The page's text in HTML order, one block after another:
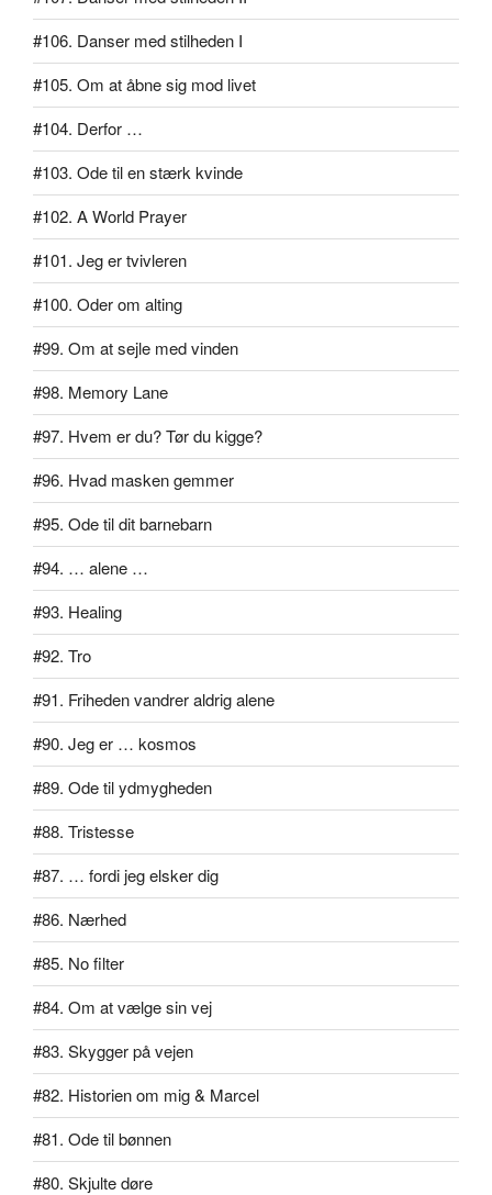
#106. Danser med stilheden I
#105. Om at åbne sig mod livet
#104. Derfor …
#103. Ode til en stærk kvinde
#102. A World Prayer
#101. Jeg er tvivleren
#100. Oder om alting
#99. Om at sejle med vinden
#98. Memory Lane
#97. Hvem er du? Tør du kigge?
#96. Hvad masken gemmer
#95. Ode til dit barnebarn
#94. … alene …
#93. Healing
#92. Tro
#91. Friheden vandrer aldrig alene
#90. Jeg er … kosmos
#89. Ode til ydmygheden
#88. Tristesse
#87. … fordi jeg elsker dig
#86. Nærhed
#85. No filter
#84. Om at vælge sin vej
#83. Skygger på vejen
#82. Historien om mig & Marcel
#81. Ode til bønnen
#80. Skjulte døre